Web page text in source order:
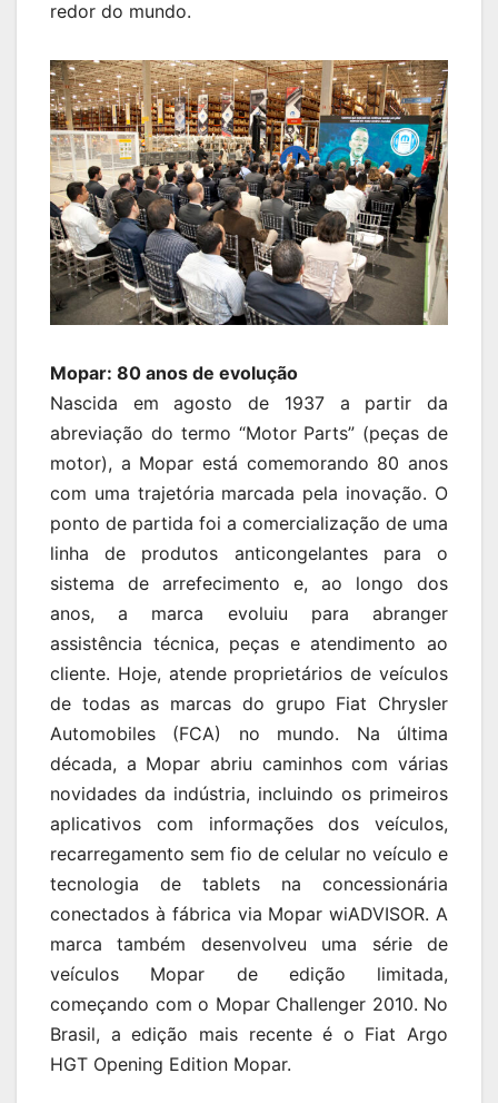
redor do mundo.
Mopar: 80 anos de evolução
Nascida em agosto de 1937 a partir da
abreviação do termo “Motor Parts” (peças de
motor), a Mopar está comemorando 80 anos
com uma trajetória marcada pela inovação. O
ponto de partida foi a comercialização de uma
linha de produtos anticongelantes para o
sistema de arrefecimento e, ao longo dos
anos, a marca evoluiu para abranger
assistência técnica, peças e atendimento ao
cliente. Hoje, atende proprietários de veículos
de todas as marcas do grupo Fiat Chrysler
Automobiles (FCA) no mundo. Na última
década, a Mopar abriu caminhos com várias
novidades da indústria, incluindo os primeiros
aplicativos com informações dos veículos,
recarregamento sem fio de celular no veículo e
tecnologia de tablets na concessionária
conectados à fábrica via Mopar wiADVISOR. A
marca também desenvolveu uma série de
veículos Mopar de edição limitada,
começando com o Mopar Challenger 2010. No
Brasil, a edição mais recente é o Fiat Argo
HGT Opening Edition Mopar.